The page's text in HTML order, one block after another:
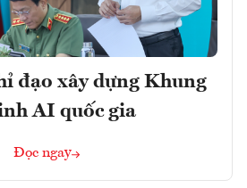
đạo xây dựng Khung
AI quốc gia
Đọc ngay